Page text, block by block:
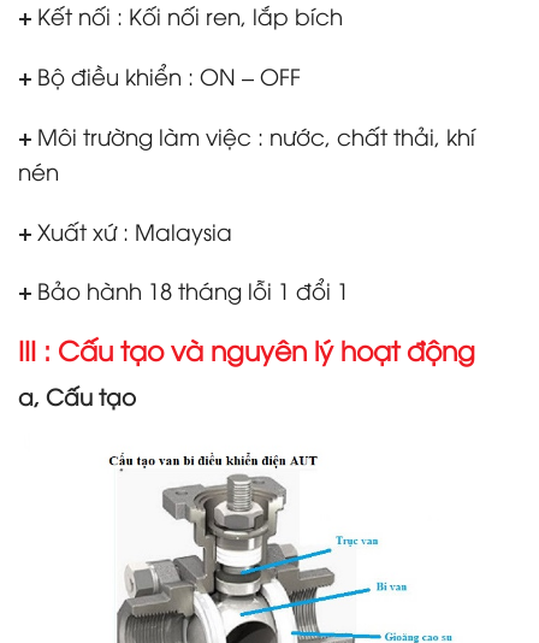
+ Kết nối : Kối nối ren, lắp bích
+ Bộ điều khiển : ON – OFF
+ Môi trường làm việc : nước, chất thải, khí
nén
+ Xuất xứ : Malaysia
+ Bảo hành 18 tháng lỗi 1 đổi 1
III : Cấu tạo và nguyên lý hoạt động
a, Cấu tạo